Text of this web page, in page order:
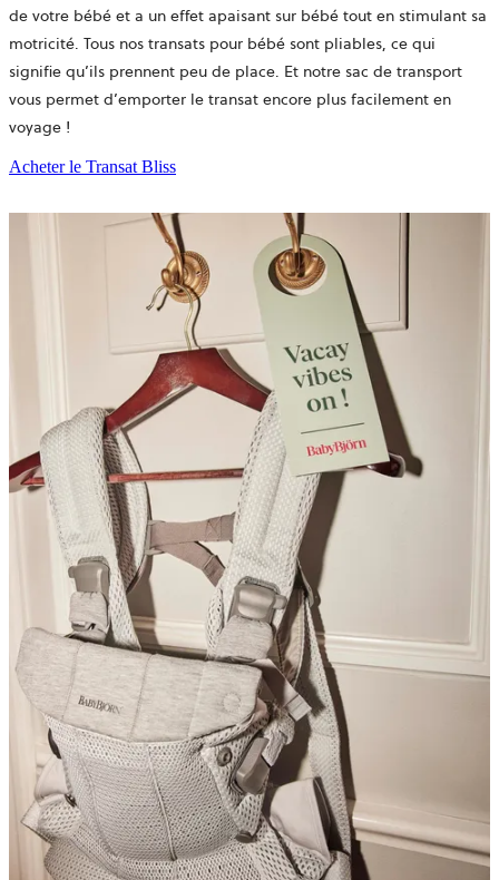
de votre bébé et a un effet apaisant sur bébé tout en stimulant sa
motricité. Tous nos transats pour bébé sont pliables, ce qui
signifie qu’ils prennent peu de place. Et notre sac de transport
vous permet d’emporter le transat encore plus facilement en
voyage !
Acheter le Transat Bliss